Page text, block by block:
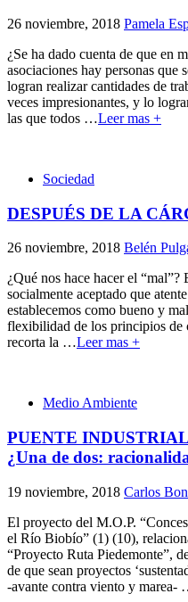
26 noviembre, 2018 Pamela
¿Se ha dado cuenta de que en
asociaciones hay personas que
logran realizar cantidades de
veces impresionantes, y lo
las que todos …Leer mas +
Sociedad
DESPUÉS DE LA
26 noviembre, 2018 Belén
¿Qué nos hace hacer el
socialmente aceptado que
establecemos como bueno y
flexibilidad de los principios de
recorta la …Leer mas +
Medio Ambiente
PUENTE
¿Una de dos:
19 noviembre, 2018 Carlos
El proyecto del M.O.P.
el Río Biobío” (1) (10),
“Proyecto Ruta Piedemonte”,
de que sean proyectos
-avante contra viento y marea-